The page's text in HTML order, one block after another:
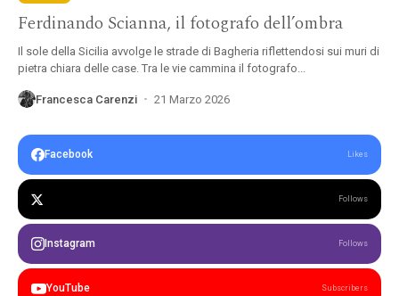
Ferdinando Scianna, il fotografo dell’ombra
Il sole della Sicilia avvolge le strade di Bagheria riflettendosi sui muri di
pietra chiara delle case. Tra le vie cammina il fotografo...
Francesca Carenzi 21 Marzo 2026
Facebook Likes
Follows
Instagram Follows
YouTube Subscribers